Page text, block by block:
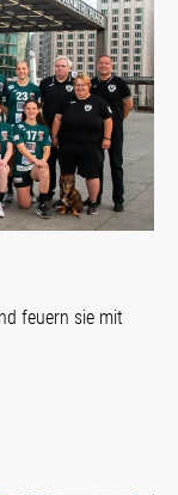
feuern sie mit